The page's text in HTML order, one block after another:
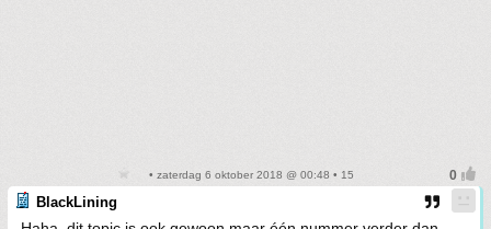
• zaterdag 6 oktober 2018 @ 00:48 • 15
BlackLining